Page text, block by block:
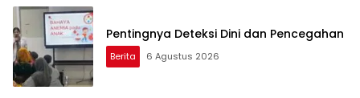
Pentingnya Deteksi Dini dan Pencegahan
Berita 6 Agustus 2026